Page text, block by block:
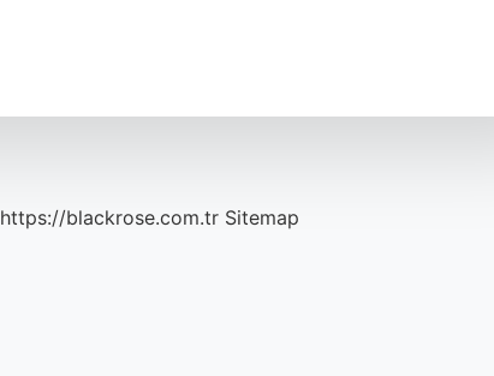
https://blackrose.com.tr Sitemap